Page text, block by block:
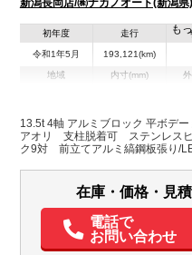
新潟長岡店/㈱ナカノオート(新潟県)
初年度
令和1年5月
走行
193,121(km)
地域 内寸(mm)
H:380
集中ドアロック
電動格納ミラー
バックモニター
ドラレコ
メンテナンスノート（保証書）
PM
も
13.5t 4軸 アルミブロック 平ボデ
アオリ 支柱脱着可 ステンレス
ク9対 前立てアルミ縞鋼板張
社外メモリーナビ/フルセグTV/
在庫・価格・見
電話で
お問い合わせ